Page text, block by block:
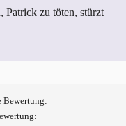
Patrick zu töten, stürzt
Bewertung: